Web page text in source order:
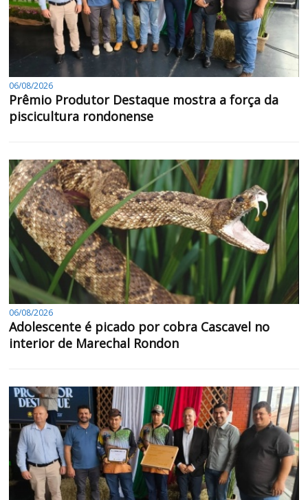
06/08/2026
Prêmio Produtor Destaque mostra a força da
piscicultura rondonense
06/08/2026
Adolescente é picado por cobra Cascavel no
interior de Marechal Rondon